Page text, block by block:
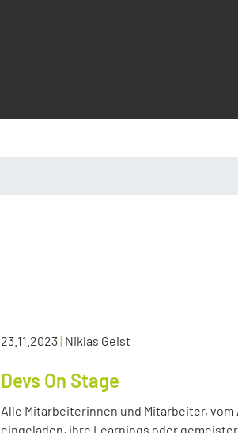
23.11.2023| Niklas Geist
Devs On Stage
Alle Mitarbeiterinnen und Mitarbeiter,
eingeladen, ihre Learnings oder